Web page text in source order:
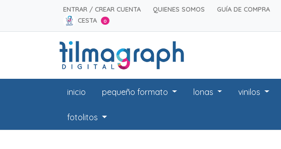
ENTRAR / CREAR CUENTA QUIENES SOMOS GUÍA DE COMPRA
CESTA
0
inicio pequeño formato lonas vinilos
fotolitos